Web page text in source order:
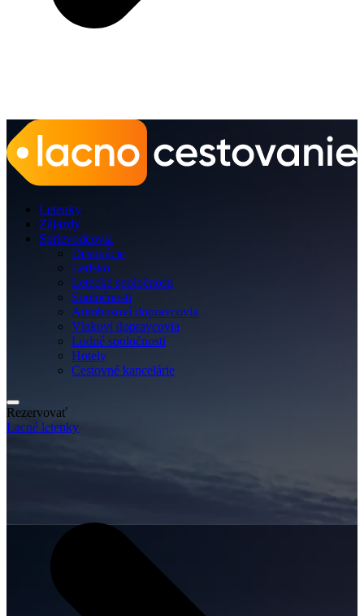
Letenky
Zájazdy
Sprievodcovia
Destinácie
Letisko
Letecké spoločnosti
Spoločnosti
Autobusoví dopravcovia
Vlakoví dopravcovia
Lodné spoločnosti
Hotely
Cestovné kancelárie
Rezervovať
Lacné letenky